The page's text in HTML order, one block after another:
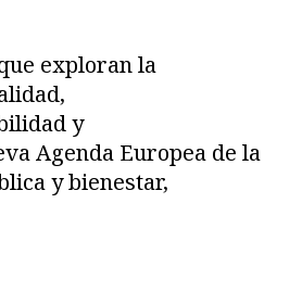
exploran la
y
Agenda Europea de la
y bienestar,